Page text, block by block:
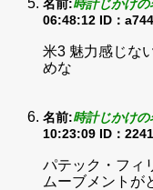
名前:時計じかけ
06:48:12 ID：
米3 魅力感じな
めな
名前:時計じかけ
10:23:09 ID：
パテック・フィ
ムーブメントが